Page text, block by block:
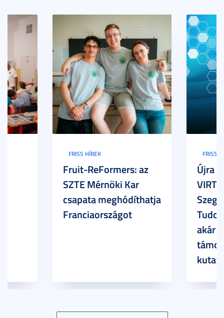
FRISS HÍREK
Fruit-ReFormers: az
SZTE Mérnöki Kar
csapata meghódíthatja
Franciaországot
FRISS
Újra
akár